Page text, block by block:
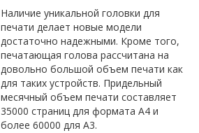
Наличие уникальной головки для
печати делает новые модели
достаточно надежными. Кроме того,
печатающая голова рассчитана на
довольно большой объем печати как
для таких устройств. Придельный
месячный объем печати составляет
35000 страниц для формата А4 и
более 60000 для А3.